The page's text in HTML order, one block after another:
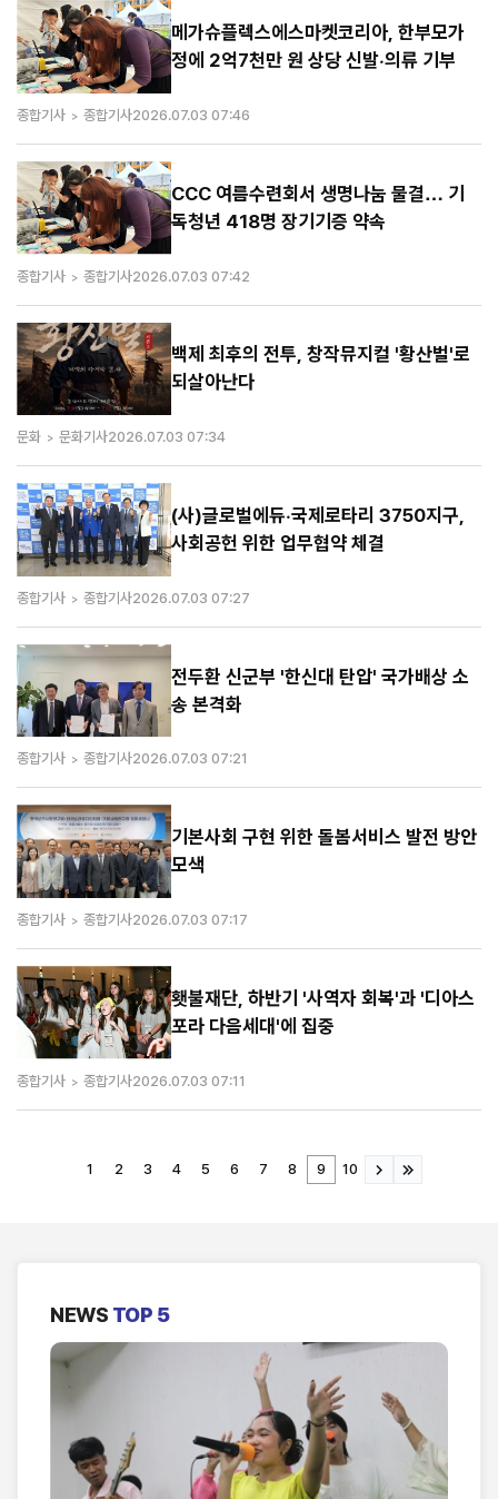
메가슈플렉스에스마켓코리아, 한부모가
정에 2억7천만 원 상당 신발·의류 기부
종합기사 종합기사2026.07.03 07:46
CCC 여름수련회서 생명나눔 물결… 기
독청년 418명 장기기증 약속
종합기사 종합기사2026.07.03 07:42
백제 최후의 전투, 창작뮤지컬 '황산벌'로
되살아난다
문화 문화기사2026.07.03 07:34
(사)글로벌에듀·국제로타리 3750지구,
사회공헌 위한 업무협약 체결
종합기사 종합기사2026.07.03 07:27
전두환 신군부 '한신대 탄압' 국가배상 소
송 본격화
종합기사 종합기사2026.07.03 07:21
기본사회 구현 위한 돌봄서비스 발전 방안
모색
종합기사 종합기사2026.07.03 07:17
횃불재단, 하반기 '사역자 회복'과 '디아스
포라 다음세대'에 집중
종합기사 종합기사2026.07.03 07:11
1 2 3 4 5 6 7 8 9 10
NEWS TOP 5